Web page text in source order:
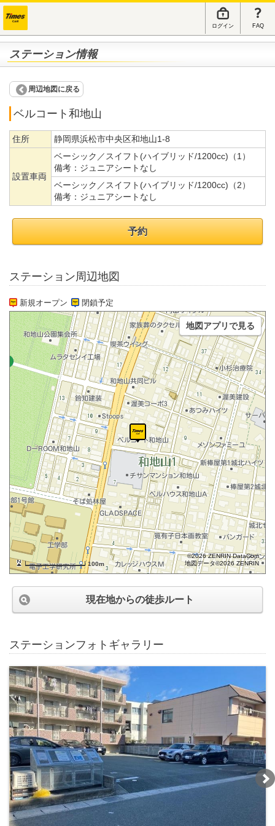
ログイン FAQ
ステーション情報
周辺地図に戻る
ベルコート和地山
住所 静岡県浜松市中央区和地山1-8
設置車両
ベーシック／スイフト(ハイブリッド/1200cc)（1）
備考： ジュニアシートなし
ベーシック／スイフト(ハイブリッド/1200cc)（2）
備考： ジュニアシートなし
予約
ステーション周辺地図
新規オープン 閉鎖予定
100m
©2026 ZENRIN DataCom
地図データ©2026 ZENRIN
地図アプリで見る
現在地からの徒歩ルート
ステーションフォトギャラリー